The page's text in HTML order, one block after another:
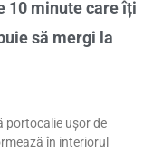
10 minute care îți
să mergi la
portocalie ușor de
în interiorul